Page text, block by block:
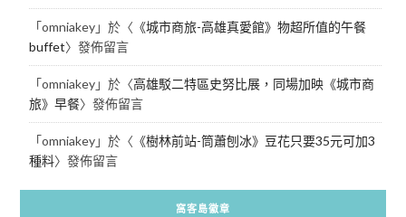
「omniakey」於〈 《城市商旅-高雄真愛館》物超所值的午餐
buffet〉發佈留言
「omniakey」於〈高雄駁二特區史努比展，同場加映《城市商
旅》早餐〉發佈留言
「omniakey」於〈 《樹林前站-筒蕭刨冰》豆花只要35元可加3
種料〉發佈留言
窩客島徽章